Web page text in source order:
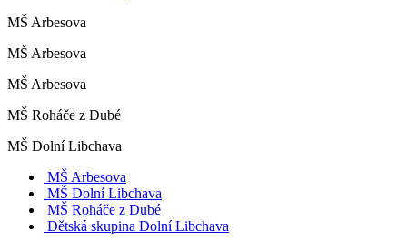
MŠ Arbesova
MŠ Arbesova
MŠ Arbesova
MŠ Roháče z Dubé
MŠ Dolní Libchava
MŠ Arbesova
MŠ Dolní Libchava
MŠ Roháče z Dubé
Dětská skupina Dolní Libchava